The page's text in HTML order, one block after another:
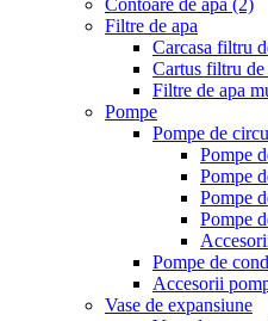
Contoare de apa (2)
Filtre de apa
Carcasa filtru
Cartus filtru de
Filtre de apa
Pompe
Pompe de
Pompe
Pompe
Pompe
Pompe
Pompe de
Accesorii
Vase de expansiune